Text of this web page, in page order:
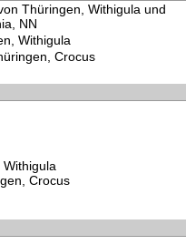
Thüringen, Withigula und
NN
Withigula
Crocus
Crocus